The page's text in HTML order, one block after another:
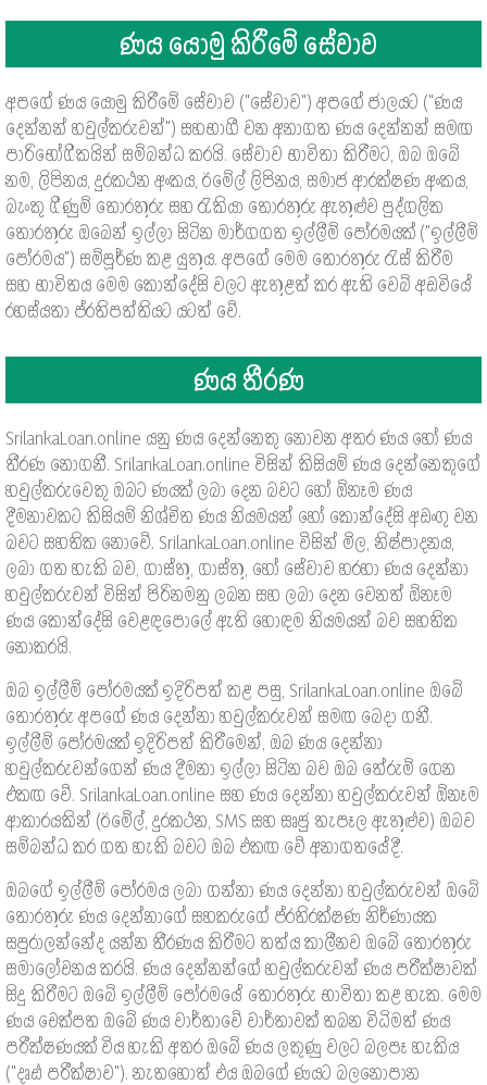
ණය යොමු කිරීමේ සේවාව
අපගේ ණය යොමු කිරීමේ සේවාව ("සේවාව") අපගේ ජාලයට ("ණය
දෙන්නන් හවුල්කරුවන්") සහභාගී වන අනාගත ණය දෙන්නන් සමඟ
පාරිභෝගිකයින් සම්බන්ධ කරයි. සේවාව භාවිතා කිරීමට, ඔබ ඔබේ
නම, ලිපිනය, දුරකථන අංකය, ඊමේල් ලිපිනය, සමාජ ආරක්ෂණ අංකය,
බැංකු ගිණුම් තොරතුරු සහ රැකියා තොරතුරු ඇතුළුව පුද්ගලික
තොරතුරු ඔබෙන් ඉල්ලා සිටින මාර්ගගත ඉල්ලීම් පෝරමයක් ("ඉල්ලීම්
පෝරමය") සම්පූර්ණ කළ යුතුය. අපගේ මෙම තොරතුරු රැස් කිරීම
සහ භාවිතය මෙම කොන්දේසි වලට ඇතුළත් කර ඇති වෙබ් අඩවියේ
රහස්යතා ප්රතිපත්තියට යටත් වේ.
ණය තීරණ
SrilankaLoan.online යනු ණය දෙන්නෙකු නොවන අතර ණය හෝ ණය
තීරණ නොගනී. SrilankaLoan.online විසින් කිසියම් ණය දෙන්නෙකුගේ
හවුල්කරුවෙකු ඔබට ණයක් ලබා දෙන බවට හෝ ඕනෑම ණය
දීමනාවකට කිසියම් නිශ්චිත ණය නියමයන් හෝ කොන්දේසි අඩංගු වන
බවට සහතික නොවේ. SrilankaLoan.online විසින් මිල, නිෂ්පාදනය,
ලබා ගත හැකි බව, ගාස්තු, ගාස්තු, හෝ සේවාව හරහා ණය දෙන්නා
හවුල්කරුවන් විසින් පිරිනමනු ලබන සහ ලබා දෙන වෙනත් ඕනෑම
ණය කොන්දේසි වෙළඳපොලේ ඇති හොඳම නියමයන් බව සහතික
නොකරයි.
ඔබ ඉල්ලීම් පෝරමයක් ඉදිරිපත් කළ පසු, SrilankaLoan.online ඔබේ
තොරතුරු අපගේ ණය දෙන්නා හවුල්කරුවන් සමඟ බෙදා ගනී.
ඉල්ලීම් පෝරමයක් ඉදිරිපත් කිරීමෙන්, ඔබ ණය දෙන්නා
හවුල්කරුවන්ගෙන් ණය දීමනා ඉල්ලා සිටින බව ඔබ තේරුම් ගෙන
එකඟ වේ. SrilankaLoan.online සහ ණය දෙන්නා හවුල්කරුවන් ඕනෑම
ආකාරයකින් (ඊමේල්, දුරකථන, SMS සහ සෘජු තැපෑල ඇතුළුව) ඔබව
සම්බන්ධ කර ගත හැකි බවට ඔබ එකඟ වේ අනාගතයේදී.
ඔබගේ ඉල්ලීම් පෝරමය ලබා ගන්නා ණය දෙන්නා හවුල්කරුවන් ඔබේ
තොරතුරු ණය දෙන්නාගේ සහකරුගේ ප්රතිරක්ෂණ නිර්ණායක
සපුරාලන්නේද යන්න තීරණය කිරීමට තත්ය කාලීනව ඔබේ තොරතුරු
සමාලෝචනය කරයි. ණය දෙන්නන්ගේ හවුල්කරුවන් ණය පරීක්ෂාවක්
සිදු කිරීමට ඔබේ ඉල්ලීම් පෝරමයේ තොරතුරු භාවිතා කළ හැක. මෙම
ණය චෙක්පත ඔබේ ණය වාර්තාවේ වාර්තාවක් තබන විධිමත් ණය
පරීක්ෂණයක් විය හැකි අතර ඔබේ ණය ලකුණු වලට බලපෑ හැකිය
("දෘඪ පරීක්ෂාව"). නැතහොත් එය ඔබගේ ණයට බලනොපාන